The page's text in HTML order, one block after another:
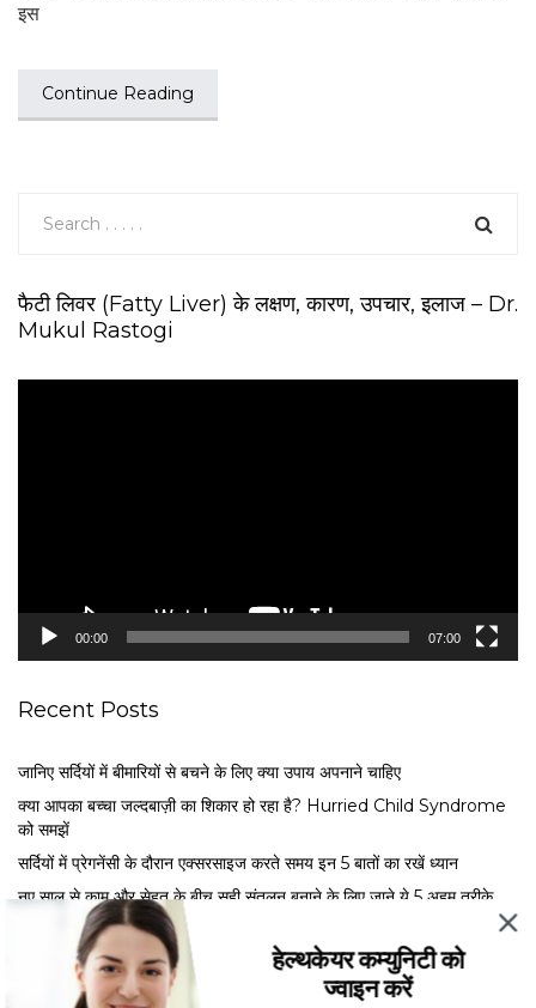
इस
Continue Reading
फैटी लिवर (Fatty Liver) के लक्षण, कारण, उपचार, इलाज – Dr.
Mukul Rastogi
00:00 07:00
Recent Posts
जानिए सर्दियों में बीमारियों से बचने के लिए क्या उपाय अपनाने चाहिए
क्या आपका बच्चा जल्दबाज़ी का शिकार हो रहा है? Hurried Child Syndrome
को समझें
सर्द‍ियों में प्रेगनेंसी के दौरान एक्सरसाइज करते समय इन 5 बातों का रखें ध्यान
नए साल से काम और सेहत के बीच सही संतुलन बनाने के लिए जाने ये 5 अहम तरीके
मेंस्ट्रुअल फेज के अनुसार खाएं ये फूड्स, जानें एक्सपर्ट से कब क्या खाना है फायदेमंद
हेल्थकेयर कम्युनिटी को
ज्वाइन करें